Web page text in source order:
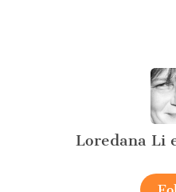
Loredana Li